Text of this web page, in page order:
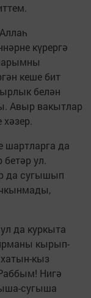
күрергә
кеше бит
белән
Авыр вакытлар
шартларга да
бетәр ул.
да сугышып
да куркыта
кырып-
кыз
Нигә
сугыша